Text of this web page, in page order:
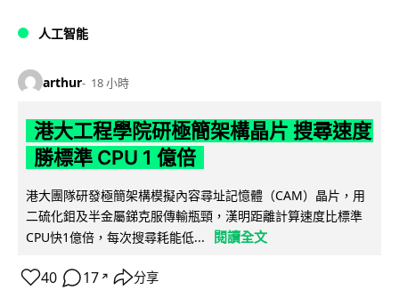
人工智能
arthur 18 小時
港大工程學院研極簡架構晶片 搜尋速度
勝標準 CPU 1 億倍
港大團隊研發極簡架構模擬內容尋址記憶體（CAM）晶片，用
二硫化鉬及半金屬銻克服傳輸瓶頸，漢明距離計算速度比標準
CPU快1億倍，每次搜尋耗能低...
閱讀全文
40 17 ↗ 分享